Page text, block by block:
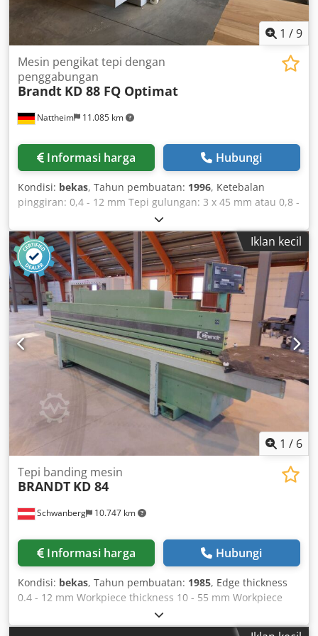
1 /9
Nattheim 11.085 km
Mesin pengikat tepi dengan
penggabungan
Brandt KD 88 FQ Optimat
Informasi harga Hubungi
Kondisi: bekas, Tahun pembuatan: 1996, Ketebalan
pinggiran: 0,4 - 12 mm Tepi gulungan: 3 x 45 mm atau 0,8 -
60 mm Lebar benda kerja minimum: 65 mm Panjang
benda kerja minimum: 160 mm Ketebalan benda kerja: 10
- 55 mm Kecepatan maju: 13 m/menit Pramilling
(penyambungan) Bak lem Quickmelt Unit pengelem
Pemotongan Meratakan pinggiran Penyudutan
pemotongan Perataan radius Penyalinan sudut Pisau
penghalus rata Unit pemoles Dimensi mesin: 7450 x 1220 x
2400 mm Berat: 3000 kg Lokasi gudang: Nattheim
Cedpfovvkd Tox Af Uorf
Iklan kecil
1 / 6
Schwanberg 10.747 km
Tepi banding mesin
BRANDT KD 84
Informasi harga Hubungi
Kondisi: bekas, Tahun pembuatan: 1985, Edge thickness
0.4 - 12 mm Workpiece thickness 10 - 55 mm Workpiece
length min. 160 mm Workpiece width min. 65 mm Feed
rate 13 m/min Pneumatic connection 7 bar Total length